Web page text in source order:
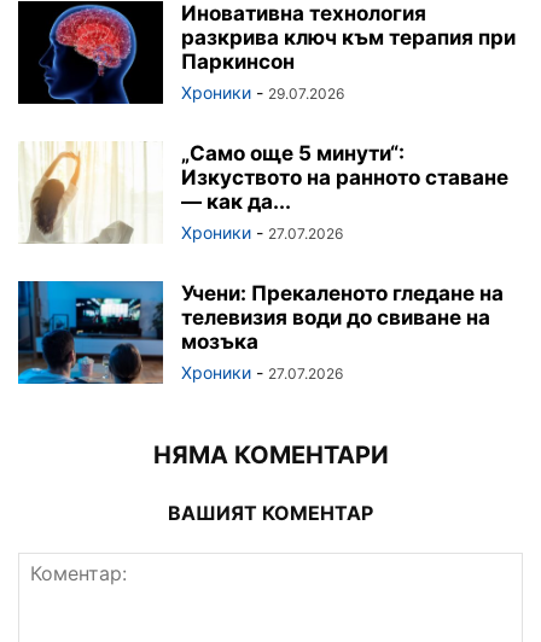
Иновативна технология
разкрива ключ към терапия при
Паркинсон
Хроники - 29.07.2026
„Само още 5 минути“:
Изкуството на ранното ставане
— как да...
Хроники - 27.07.2026
Учени: Прекаленото гледане на
телевизия води до свиване на
мозъка
Хроники - 27.07.2026
НЯМА КОМЕНТАРИ
ВАШИЯТ КОМЕНТАР